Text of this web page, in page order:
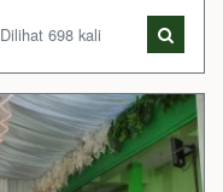
698 kali